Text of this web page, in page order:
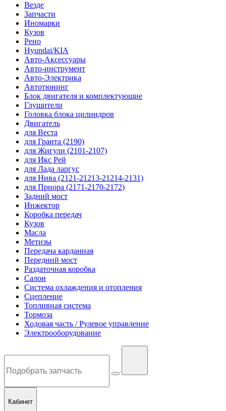
Везде
Запчасти
Иномарки
Кузов
Рено
Hyundai/KIA
Авто-Аксессуары
Авто-инструмент
Авто-Электрика
Автотюнинг
Блок двигателя и комплектующие
Глушители
Головка блока цилиндров
Двигатель
для Веста
для Гранта (2190)
для Жигули (2101-2107)
для Икс Рей
для Лада ларгус
для Нива (2121-21213-21214-2131)
для Приора (2171-2170-2172)
Задний мост
Инжектор
Коробка передач
Кузов
Масла
Метизы
Передача карданная
Передний мост
Раздаточная коробка
Салон
Система охлаждения и отопления
Сцепление
Топливная система
Тормоза
Ходовая часть / Рулевое управление
Электрооборудование
Кабинет